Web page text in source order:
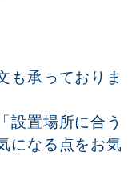
も承っておりま
設置場所に合う
になる点をお気